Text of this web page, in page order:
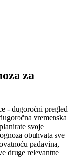
za
- dugoročni pregled
vremenska
svoje
obuhvata sve
padavina,
druge relevantne